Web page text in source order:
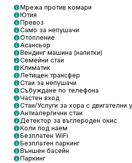
Мрежа против комари
Ютия
Превоз
Само за непушачи
Отопление
Асансьор
Вендинг машина (напитки)
Семейни стаи
Климатик
Летищен трансфер
Стаи за непушачи
Събуждане по телефона
Частен вход
Стаи/Услуги за хора с двигателни
Антиалергични стаи
Детектор за въглероден окис
Коли под наем
Безплатен WiFi
Безплатен паркинг
Външен басейн
Паркинг